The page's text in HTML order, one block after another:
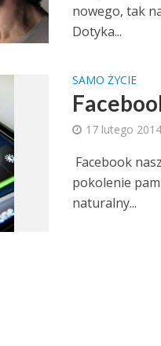
nowego, tak
Dotyka...
SAMO ŻYCIE
17 lutego 2014
Facebook
pokolenie
naturalny...